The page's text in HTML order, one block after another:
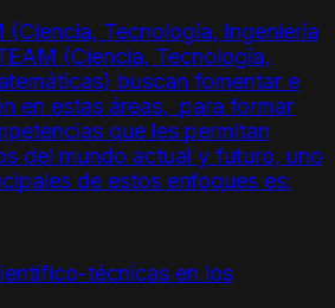
(Ciencia, Tecnología, Ingeniería
(Ciencia, Tecnología,
buscan fomentar e
en estas áreas, para formar
que les permitan
del mundo actual y futuro, uno
de estos enfoques es:
técnicas en los